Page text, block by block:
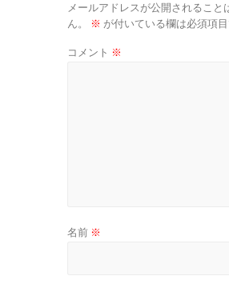
メールアドレスが公開されること
ん。
※ が付いている欄は必須項
コメント ※
名前 ※